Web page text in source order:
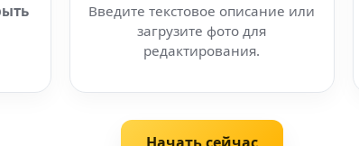
Введите текстовое описание или
загрузите фото для
редактирования.